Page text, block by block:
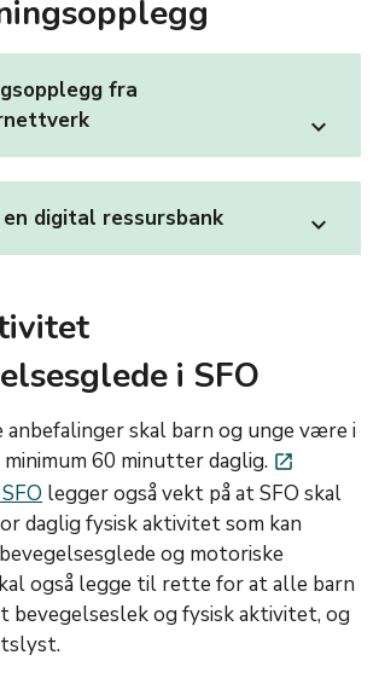
fra
expand_more
en digital ressursbank expand_more
i SFO
anbefalinger skal barn og unge være i
60 minutter daglig. launch
legger også vekt på at SFO skal
daglig fysisk aktivitet som kan
og motoriske
også legge til rette for at alle barn
bevegelseslek og fysisk aktivitet, og